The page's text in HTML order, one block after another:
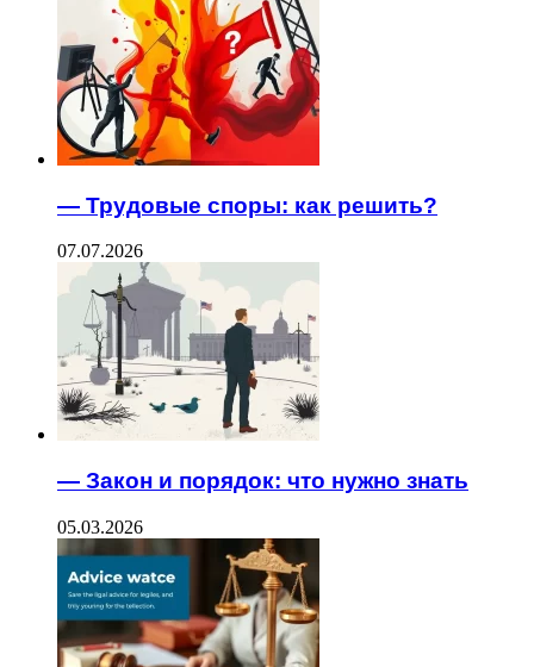
— Трудовые споры: как решить?
07.07.2026
— Закон и порядок: что нужно знать
05.03.2026